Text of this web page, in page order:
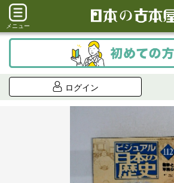
メニュー
ログイン